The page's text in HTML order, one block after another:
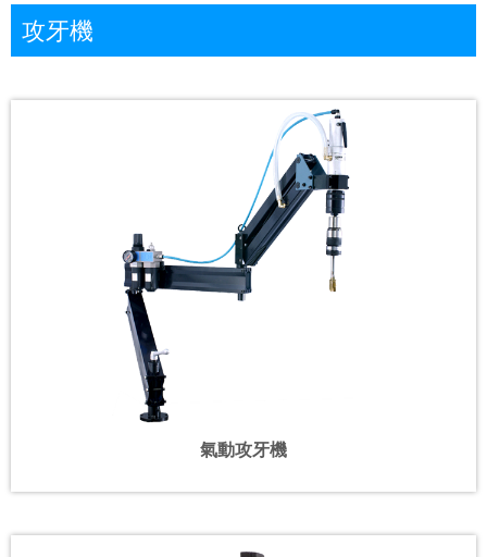
攻牙機
氣動攻牙機